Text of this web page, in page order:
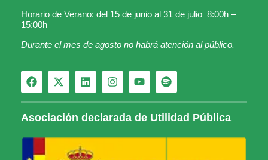
Horario de Verano: del 15 de junio al 31 de julio 8:00h –
15:00h
Durante el mes de agosto no habrá atención al público.
Asociación declarada de Utilidad Pública